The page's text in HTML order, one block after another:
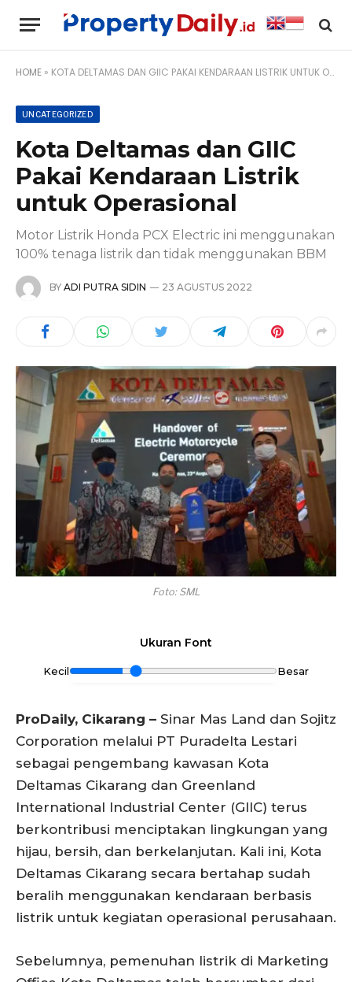
HOME » KOTA DELTAMAS DAN GIIC PAKAI KENDARAAN LISTRIK UNTUK OPERASIONAL
UNCATEGORIZED
Kota Deltamas dan GIIC
Pakai Kendaraan Listrik
untuk Operasional
Motor Listrik Honda PCX Electric ini menggunakan
100% tenaga listrik dan tidak menggunakan BBM
BY ADI PUTRA SIDIN 23 AGUSTUS 2022
Foto: SML
Ukuran Font
Kecil Besar
ProDaily, Cikarang – Sinar Mas Land dan Sojitz
Corporation melalui PT Puradelta Lestari
sebagai pengembang kawasan Kota
Deltamas Cikarang dan Greenland
International Industrial Center (GIIC) terus
berkontribusi menciptakan lingkungan yang
hijau, bersih, dan berkelanjutan. Kali ini, Kota
Deltamas Cikarang secara bertahap sudah
beralih menggunakan kendaraan berbasis
listrik untuk kegiatan operasional perusahaan.
Sebelumnya, pemenuhan listrik di Marketing